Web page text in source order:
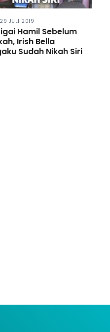
JULI 2019
Hamil Sebelum
Irish Bella
Sudah Nikah Siri